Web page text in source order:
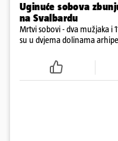
Uginuće sobova
na Svalbardu
Mrtvi sobovi - dva mužjaka i
su u dvjema dolinama